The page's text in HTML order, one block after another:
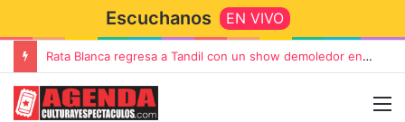
Escuchanos EN VIVO
Rata Blanca regresa a Tandil con un show demoledor en el Estadio Unión y Progreso